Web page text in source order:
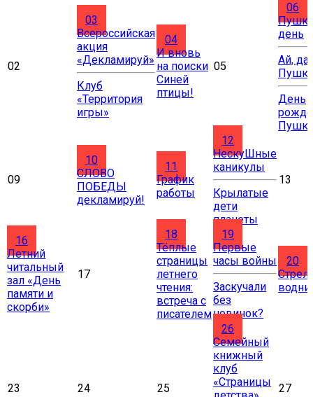
02
03
Всероссийская
акция
«Декламируй»
Клуб
«Территория
игры»
04
И вновь
на поиски
Синей
птицы!
05
06
день
Ай, да
День
09
10
СЛОВО
ПОБЕДЫ
декламируй!
11
График
работы
12
НескуШные
каникулы
Крылатые
дети
планеты
13
16
Летний
читальный
зал «День
памяти и
скорби»
17
18
Тёплые
страницы
летнего
чтения:
встреча с
писателем
19
Первые
часы войны
Заскучали
без
новинок?
20
23 24 25
26
Cемейный
книжный
клуб
«Страницы
27